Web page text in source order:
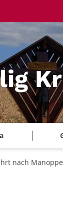
nach